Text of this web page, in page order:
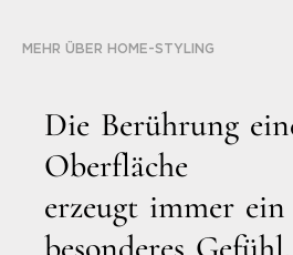
MEHR ÜBER HOME-STYLING
Die Berührung ein
Oberfläche
erzeugt immer ein